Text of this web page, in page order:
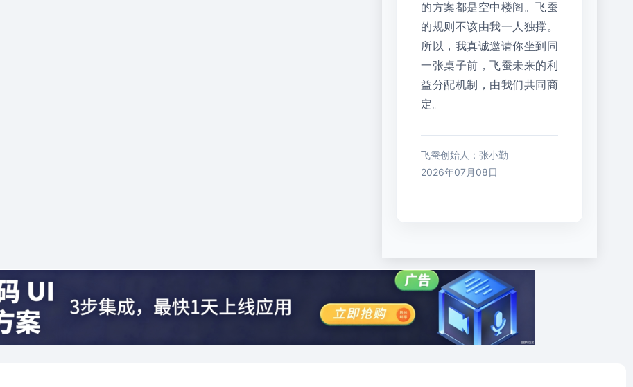
的方案都是空中楼阁。飞蚕
的规则不该由我一人独撑。
所以，我真诚邀请你坐到同
一张桌子前，飞蚕未来的利
益分配机制，由我们共同商
定。
飞蚕创始人：张小勤
2026年07月08日